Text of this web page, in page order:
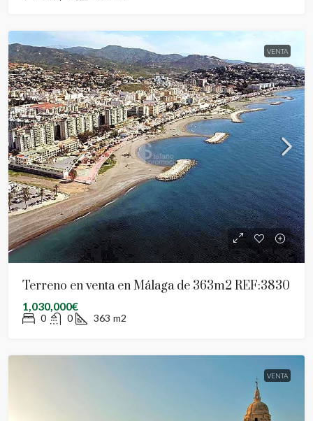
VENTA
Terreno en venta en Málaga de 363m2 REF:3830
1,030,000€
0 0 363 m2
VENTA